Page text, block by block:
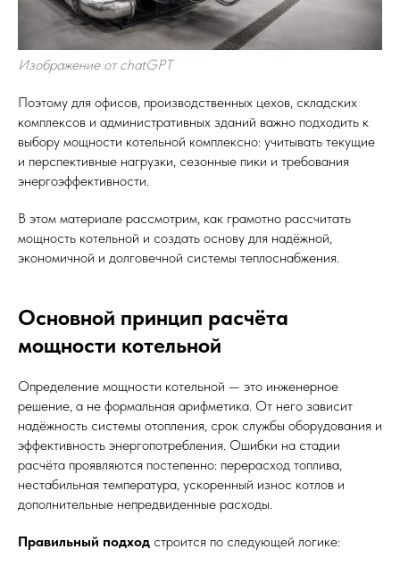
Изображение от chatGPT
Поэтому для офисов, производственных цехов, складских
комплексов и административных зданий важно подходить к
выбору мощности котельной комплексно: учитывать текущие
и перспективные нагрузки, сезонные пики и требования
энергоэффективности.
В этом материале рассмотрим, как грамотно рассчитать
мощность котельной и создать основу для надёжной,
экономичной и долговечной системы теплоснабжения.
Основной принцип расчёта
мощности котельной
Определение мощности котельной — это инженерное
решение, а не формальная арифметика. От него зависит
надёжность системы отопления, срок службы оборудования и
эффективность энергопотребления. Ошибки на стадии
расчёта проявляются постепенно: перерасход топлива,
нестабильная температура, ускоренный износ котлов и
дополнительные непредвиденные расходы.
Правильный подход строится по следующей логике: